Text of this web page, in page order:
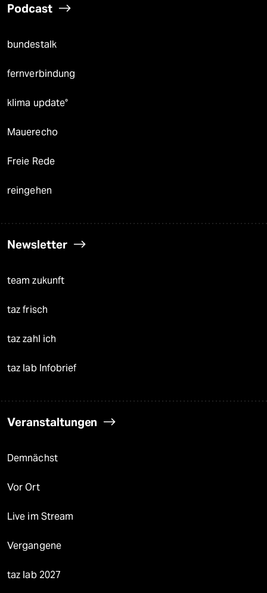
Podcast
bundestalk
fernverbindung
klima update°
Mauerecho
Freie Rede
reingehen
Newsletter
team zukunft
taz frisch
taz zahl ich
taz lab Infobrief
Veranstaltungen
Demnächst
Vor Ort
Live im Stream
Vergangene
taz lab 2027